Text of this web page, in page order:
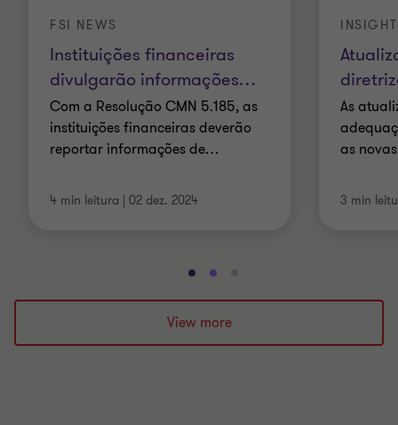
Instituições financeiras
divulgarão informações…
FSI NEWS
Com a Resolução CMN 5.185, as
instituições financeiras deverão
reportar informações de…
4 min leitura | 02 dez. 2024
As
as
3 min
Ir
para
o
slide
Ir
para
o
slide
para
slide
View more